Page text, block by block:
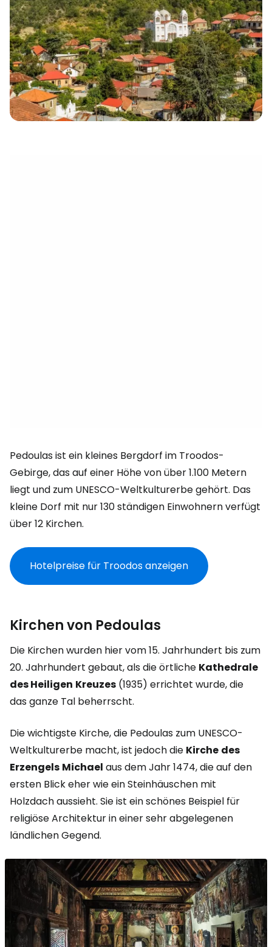
Pedoulas ist ein kleines Bergdorf im Troodos-
Gebirge, das auf einer Höhe von über 1.100 Metern
liegt und zum UNESCO-Weltkulturerbe gehört. Das
kleine Dorf mit nur 130 ständigen Einwohnern verfügt
über 12 Kirchen.
Hotelpreise für Troodos anzeigen
Kirchen von Pedoulas
Die Kirchen wurden hier vom 15. Jahrhundert bis zum
20. Jahrhundert gebaut, als die örtliche Kathedrale
des Heiligen Kreuzes (1935) errichtet wurde, die
das ganze Tal beherrscht.
Die wichtigste Kirche, die Pedoulas zum UNESCO-
Weltkulturerbe macht, ist jedoch die Kirche des
Erzengels Michael aus dem Jahr 1474, die auf den
ersten Blick eher wie ein Steinhäuschen mit
Holzdach aussieht. Sie ist ein schönes Beispiel für
religiöse Architektur in einer sehr abgelegenen
ländlichen Gegend.